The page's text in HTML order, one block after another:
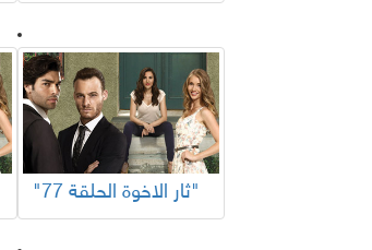
مسلسلات عالمية
"ثار الاخوة الحلقة 77"